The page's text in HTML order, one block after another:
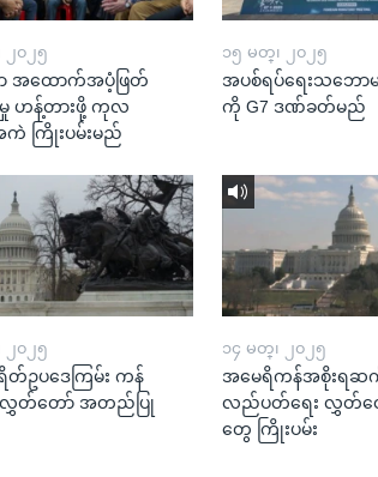
၂၀၂၅
ာ အထောက်အပံ့ဖြတ်
ဟန့်တားဖို့ ကုလ
ကဲ ကြိုးပမ်းမည်
၁၅ မတ္၊ ၂၀၂၅
အပစ်ရပ်ရေးသဘော
ကို G7 ဒဏ်ခတ်မည်
၂၀၂၅
တ်ဥပဒေကြမ်း ကန်
တ်တော် အတည်ပြု
၁၄ မတ္၊ ၂၀၂၅
အမေရိကန်အစိုးရ
လည်ပတ်ရေး လွှတ်
တွေ ကြိုးပမ်း